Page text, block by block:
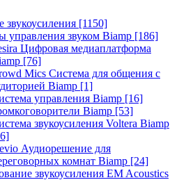
звукоусиления [1150]
управления звуком Biamp [186]
Цифровая медиаплатформа
[76]
Mics Система для общения с
Biamp [1]
управления Biamp [16]
Biamp [53]
звукоусиления Voltera Biamp
Аудиорешение для
комнат Biamp [24]
звукоусиления EM Acoustics